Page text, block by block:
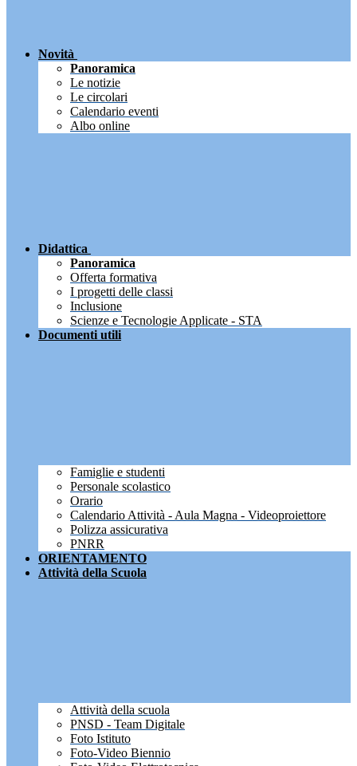
Novità
Panoramica
Le notizie
Le circolari
Calendario eventi
Albo online
Didattica
Panoramica
Offerta formativa
I progetti delle classi
Inclusione
Scienze e Tecnologie Applicate - STA
Documenti utili
Famiglie e studenti
Personale scolastico
Orario
Calendario Attività - Aula Magna - Videoproiettore
Polizza assicurativa
PNRR
ORIENTAMENTO
Attività della Scuola
Attività della scuola
PNSD - Team Digitale
Foto Istituto
Foto-Video Biennio